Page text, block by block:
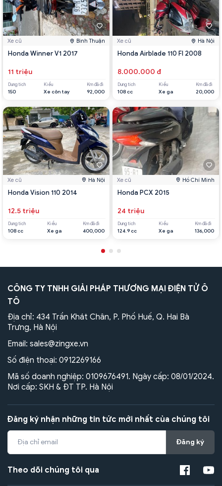
Xe cũ Bình Thuận
Honda Winner V1 2017
11 triệu
Dung tích
150
Kiểu
Xe côn tay
Km đã đi
92,000
Xe cũ Hà Nội
Honda Vision 110 2014
12.5 triệu
Dung tích
108 cc
Kiểu
Xe ga
Km đã đi
400,000
Xe cũ Hà Nội
Honda Airblade 110 FI 2008
8.000.000 đ
Dung tích
108 cc
Kiểu
Xe ga
Km đã đi
20,000
Xe cũ Hồ Chí Minh
Honda PCX 2015
24 triệu
Dung tích
124.9 cc
Kiểu
Xe ga
Km đã đi
136,000
CÔNG TY TNHH GIẢI PHÁP THƯƠNG MẠI ĐIỆN TỬ Ô
TÔ
Địa chỉ: 434 Trần Khát Chân, P. Phố Huế, Q. Hai Bà
Trưng, Hà Nội
Email: sales@zingxe.vn
Số điện thoại: 0912269166
Mã số doanh nghiệp: 0109676491. Ngày cấp: 08/01/2024.
Nơi cấp: SKH & ĐT TP. Hà Nội
Đăng ký nhận những tin tức mới nhất của chúng tôi
Đăng ký
Theo dõi chúng tôi qua